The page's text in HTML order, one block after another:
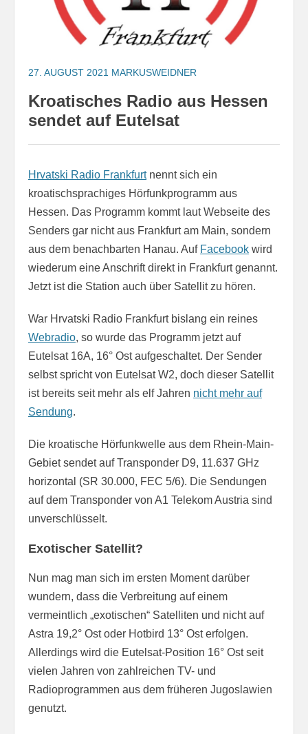
27. AUGUST 2021 MARKUSWEIDNER
Kroatisches Radio aus Hessen
sendet auf Eutelsat
Hrvatski Radio Frankfurtnennt sich ein
kroatischsprachiges Hörfunkprogramm aus
Hessen. Das Programm kommt laut Webseite des
Senders gar nicht aus Frankfurt am Main, sondern
aus dem benachbarten Hanau. Auf Facebook wird
wiederum eine Anschrift direkt in Frankfurt genannt.
Jetzt ist die Station auch über Satellit zu hören.
War Hrvatski Radio Frankfurt bislang ein reines
Webradio, so wurde das Programm jetzt auf
Eutelsat 16A, 16° Ost aufgeschaltet. Der Sender
selbst spricht von Eutelsat W2, doch dieser Satellit
ist bereits seit mehr als elf Jahren nicht mehr auf
Sendung.
Die kroatische Hörfunkwelle aus dem Rhein-Main-
Gebiet sendet auf Transponder D9, 11.637 GHz
horizontal (SR 30.000, FEC 5/6). Die Sendungen
auf dem Transponder von A1 Telekom Austria sind
unverschlüsselt.
Exotischer Satellit?
Nun mag man sich im ersten Moment darüber
wundern, dass die Verbreitung auf einem
vermeintlich „exotischen“ Satelliten und nicht auf
Astra 19,2° Ost oder Hotbird 13° Ost erfolgen.
Allerdings wird die Eutelsat-Position 16° Ost seit
vielen Jahren von zahlreichen TV- und
Radioprogrammen aus dem früheren Jugoslawien
genutzt.